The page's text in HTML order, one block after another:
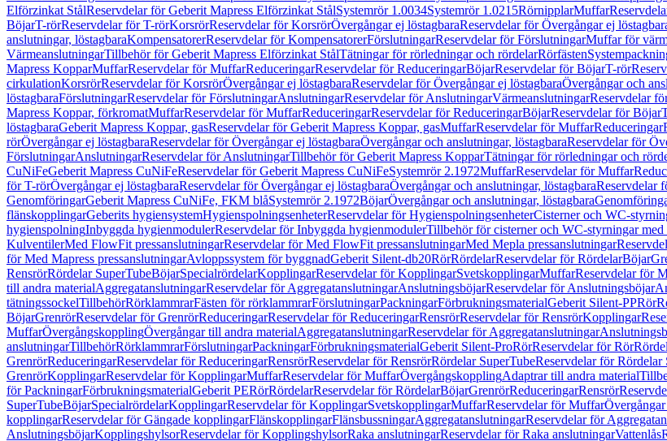
Elförzinkat StålReservdelar för Geberit Mapress Elförzinkat StålSystemrör 1.0034Systemrör 1.0215RörnipplarMuffar
BöjarT-rörReservdelar för T-rörKorsrörReservdelar för KorsrörÖvergångar ej löstagbaraReservdelar för Övergångar ej
anslutningar, löstagbaraKompensatorerReservdelar för KompensatorerFörslutningarReservdelar för FörslutningarMuffar för
VärmeanslutningarTillbehör för Geberit Mapress Elförzinkat StålTätningar för rörledningar och rördelarRörfästen
Mapress KopparMuffarReservdelar för MuffarReduceringarReservdelar för ReduceringarBöjarReservdelar för BöjarT-rör
cirkulationKorsrörReservdelar för KorsrörÖvergångar ej löstagbaraReservdelar för Övergångar ej löstagbaraÖvergångar och
löstagbaraFörslutningarReservdelar för FörslutningarAnslutningarReservdelar för AnslutningarVärmeanslutningarReservdelar
Mapress Koppar, förkromatMuffarReservdelar för MuffarReduceringarReservdelar för ReduceringarBöjarReservdelar för Böjar
löstagbaraGeberit Mapress Koppar, gasReservdelar för Geberit Mapress Koppar, gasMuffarReservdelar för MuffarReduceringar
rörÖvergångar ej löstagbaraReservdelar för Övergångar ej löstagbaraÖvergångar och anslutningar, löstagbaraReservdelar för
FörslutningarAnslutningarReservdelar för AnslutningarTillbehör för Geberit Mapress KopparTätningar för rörledningar och
CuNiFeGeberit Mapress CuNiFeReservdelar för Geberit Mapress CuNiFeSystemrör 2.1972MuffarReservdelar för Muffar
för T-rörÖvergångar ej löstagbaraReservdelar för Övergångar ej löstagbaraÖvergångar och anslutningar, löstagbaraReservdelar
GenomföringarGeberit Mapress CuNiFe, FKM blåSystemrör 2.1972BöjarÖvergångar och anslutningar, löstagbara
flänskopplingarGeberits hygiensystemHygienspolningsenheterReservdelar för HygienspolningsenheterCisterner och WC-
hygienspolningInbyggda hygienmodulerReservdelar för Inbyggda hygienmodulerTillbehör för cisterner och WC-styrningar
KulventilerMed FlowFit pressanslutningarReservdelar för Med FlowFit pressanslutningarMed Mepla pressanslutningar
för Med Mapress pressanslutningarAvloppssystem för byggnadGeberit Silent-db20RörRördelarReservdelar för RördelarBöjar
RensrörRördelar SuperTubeBöjarSpecialrördelarKopplingarReservdelar för KopplingarSvetskopplingarMuffarReservdelar för
till andra materialAggregatanslutningarReservdelar för AggregatanslutningarAnslutningsböjarReservdelar för Anslutningsböjar
tätningssockelTillbehörRörklammrarFästen för rörklammrarFörslutningarPackningarFörbrukningsmaterialGeberit Silent-PPRör
BöjarGrenrörReservdelar för GrenrörReduceringarReservdelar för ReduceringarRensrörReservdelar för RensrörKopplingar
MuffarÖvergångskopplingÖvergångar till andra materialAggregatanslutningarReservdelar för Aggregatanslutningar
anslutningarTillbehörRörklammrarFörslutningarPackningarFörbrukningsmaterialGeberit Silent-ProRörReservdelar för Rör
GrenrörReduceringarReservdelar för ReduceringarRensrörReservdelar för RensrörRördelar SuperTubeReservdelar för Rördelar
GrenrörKopplingarReservdelar för KopplingarMuffarReservdelar för MuffarÖvergångskopplingAdaptrar till andra material
för PackningarFörbrukningsmaterialGeberit PERörRördelarReservdelar för RördelarBöjarGrenrörReduceringarRensrör
SuperTubeBöjarSpecialrördelarKopplingarReservdelar för KopplingarSvetskopplingarMuffarReservdelar för Muffar
kopplingarReservdelar för Gängade kopplingarFlänskopplingarFlänsbussningarAggregatanslutningarReservdelar för
AnslutningsböjarKopplingshylsorReservdelar för KopplingshylsorRaka anslutningarReservdelar för Raka anslutningarVattenlås